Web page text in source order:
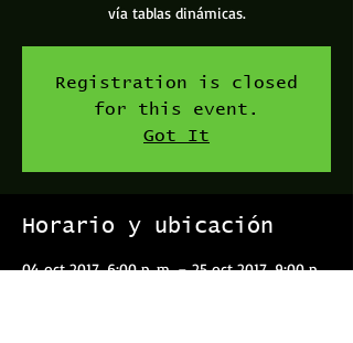
vía tablas dinámicas.
Registration is closed
for this event.
Got It
Horario y ubicación
04 oct 2017, 6:00 p. m. – 25 oct 2017, 9:00 p.